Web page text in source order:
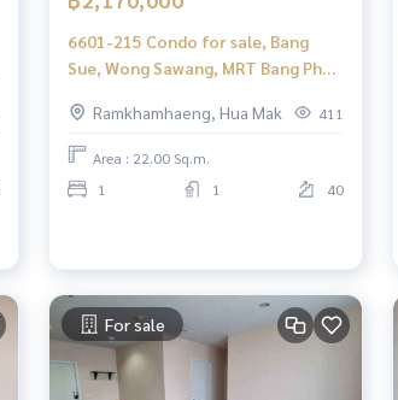
6601-215 Condo for sale, Bang
Sue, Wong Sawang, MRT Bang Pho,
Ramkhamhaeng, Hua Mak
411
Area : 22.00 Sq.m.
1
1 40
For sale